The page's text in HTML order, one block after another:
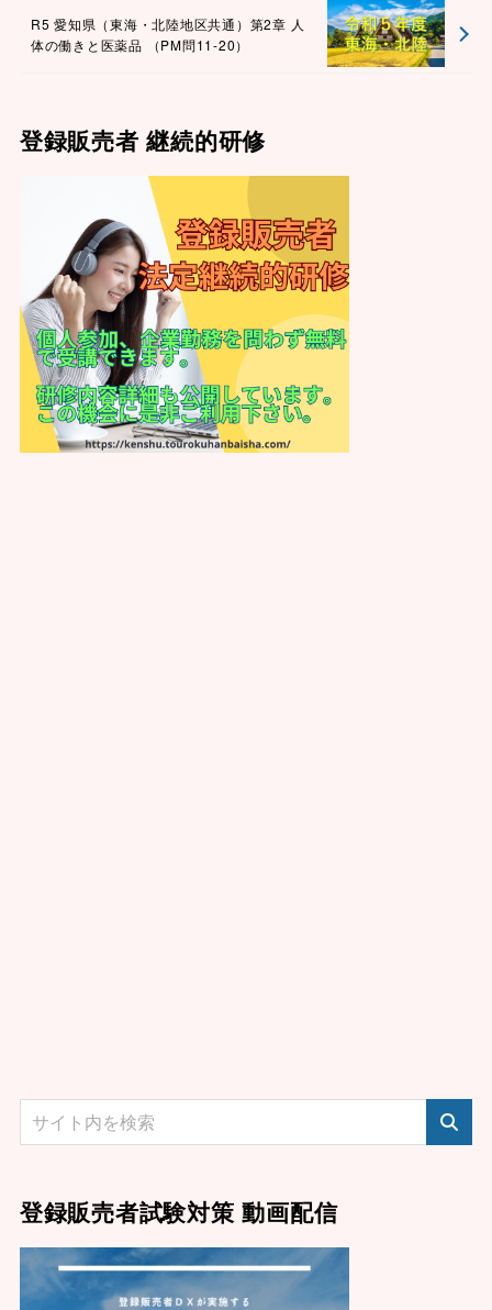
R5 愛知県（東海・北陸地区共通）第2章 人
体の働きと医薬品 （PM問11-20）
登録販売者 継続的研修
登録販売者試験対策 動画配信